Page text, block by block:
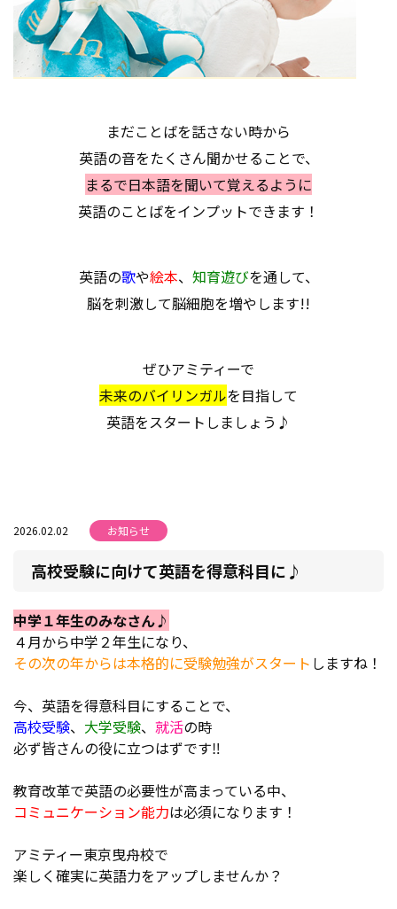
まだことばを話さない時から
英語の音をたくさん聞かせることで、
まるで日本語を聞いて覚えるように
英語のことばをインプットできます！
英語の歌や絵本、 知育遊びを通して、
脳を刺激して脳細胞を増やします!!
ぜひアミティーで
未来のバイリンガルを目指して
英語をスタートしましょう♪
2026.02.02 お知らせ
高校受験に向けて英語を得意科目に♪
中学１年生のみなさん♪
４月から中学２年生になり、
その次の年からは本格的に受験勉強がスタート しますね！
今、英語を得意科目にすることで、
高校受験、 大学受験、 就活の時
必ず皆さんの役に立つはずです‼
教育改革で英語の必要性が高まっている中、
コミュニケーション能力は必須になります！
アミティー東京曳舟校で
楽しく確実に英語力をアップしませんか？